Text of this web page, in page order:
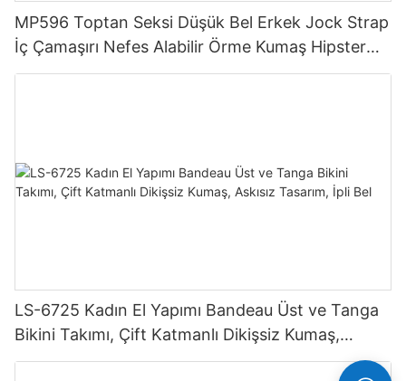
MP596 Toptan Seksi Düşük Bel Erkek Jock Strap
İç Çamaşırı Nefes Alabilir Örme Kumaş Hipster
Hipster
LS-6725 Kadın El Yapımı Bandeau Üst ve Tanga
Bikini Takımı, Çift Katmanlı Dikişsiz Kumaş,
Askısız Tasarım, İpli Bel